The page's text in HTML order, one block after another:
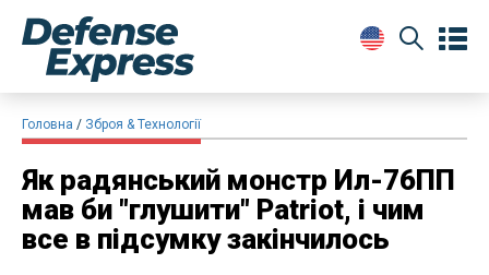
Головна Зброя & Технології
Як радянський монстр Ил-76ПП
мав би "глушити" Patriot, і чим
все в підсумку закінчилось